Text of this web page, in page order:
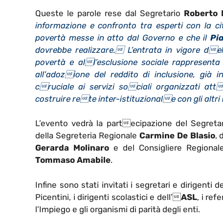
Queste le parole rese dal Segretario Roberto
informazione e confronto tra esperti con la
povertà messe in atto dal Governo e che il
dovrebbe realizzare. L’entrata in vigore d
povertà e all’esclusione sociale
all’adozione del reddito di inclusione, già
cruciale ai servizi sociali organizzati
costruire rete inter-istituzionale con gli
L’evento vedrà la partecipazione del
della Segreteria Regionale Carmine De Blasio,
Gerarda Molinaro e del Consigliere
Tommaso Amabile.
Infine sono stati invitati i segretari e dirigenti
Picentini, i dirigenti scolastici e dell’ ASL, i
l’Impiego e gli organismi di parità degli enti.